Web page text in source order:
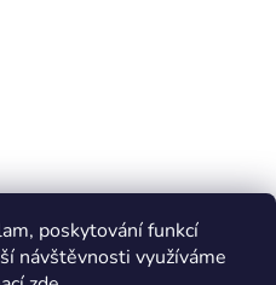
poskytování funkcí
návštěvnosti využíváme